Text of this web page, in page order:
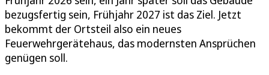
bezugsfertig sein, Frühjahr 2027 ist das Ziel. Jetzt
bekommt der Ortsteil also ein neues
Feuerwehrgerätehaus, das modernsten Ansprüchen
genügen soll.